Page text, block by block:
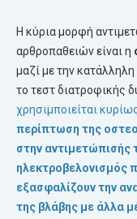
Η κύρια μορφή
αρθροπαθειών είναι η
μαζί με την
το τεστ διατροφικής
χρησιμποιείται
περίπτωση της
στην αντιμετώπισής
ηλεκτροβελονισμός
εξασφαλίζουν την
της βλάβης με άλλα